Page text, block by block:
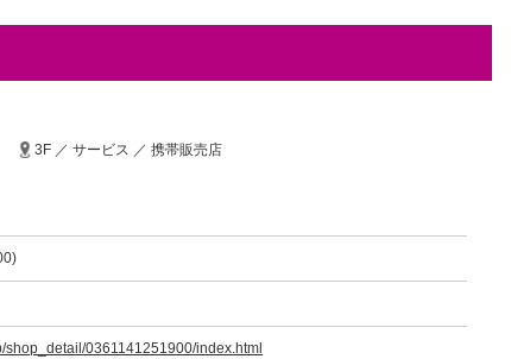
3F ／ サービス ／ 携帯販売店
shop_detail/0361141251900/index.html